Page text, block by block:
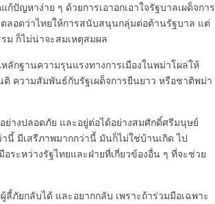
ก้ปัญหาง่าย ๆ ด้วยการเอาอกเอาใจรัฐบาลเผด็จการ
ลอดว่าไทยให้การสนับสนุนกลุ่มต่อต้านรัฐบาล แต่
ม ก็ไม่น่าจะสมเหตุสมผล
ลักฐานความรุนแรงทางการเมืองในพม่าโผล่ให้
ความสัมพันธ์กับรัฐเผด็จการยืนยาว หรือชาติพม่า
ย่างปลอดภัย และอยู่ต่อได้อย่างสมศักดิ์ศรีมนุษย์
านี ้ มีเสรีภาพมากกว่านี้ มันก็ไม่ใช่บ้านเกิด ไป
ระหว่างรัฐไทยและฝ่ายที่เกี่ยวข้องอื่น ๆ ที่จะช่วย
ลี้ภัยกลับได้ และอยากกลับ เพราะถ้าร่วมมือเฉพาะ